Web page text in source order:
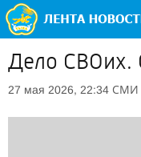
Дело СВОих.
27 мая 2026, 22:34 СМИ